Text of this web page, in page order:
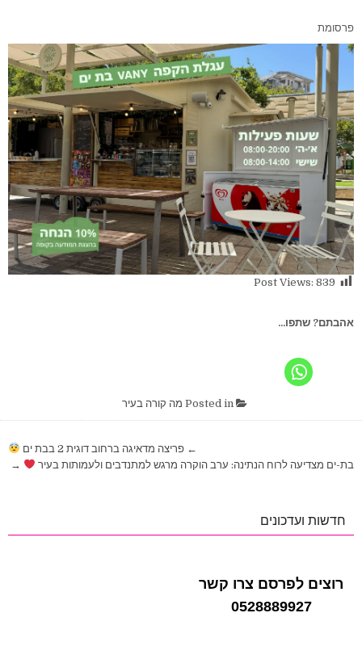
פרסומת
Post Views: 839
אהבתם? שתפו...
מה קורה בעיר
← פריצה מדאיגה ברחוב דוגית 2 בבת ים
בת-ים מצדיעה לרוח הנתינה: ערב הוקרה מרגש למתנדבים ולעמותות בעיר
→
חדשות ועדכונים
רוצים לפרסם צרו קשר
0528889927